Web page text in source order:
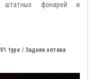
штатных фонарей и
type / Задняя оптика